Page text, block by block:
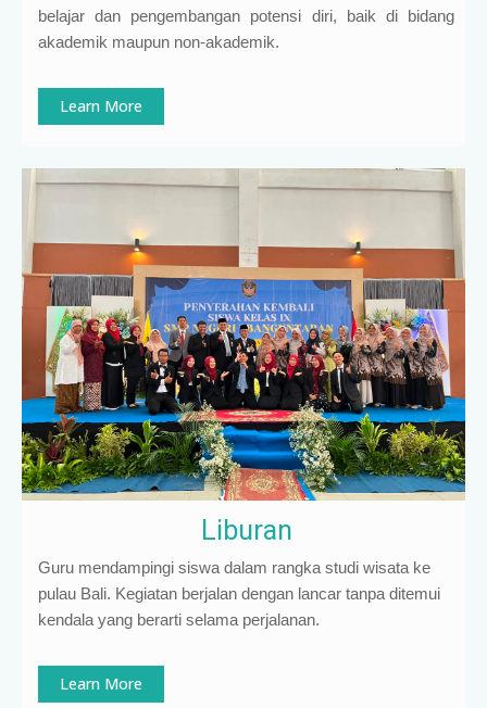
belajar dan pengembangan potensi diri, baik di bidang
akademik maupun non-akademik.
Learn More
Liburan
Guru mendampingi siswa dalam rangka studi wisata ke
pulau Bali. Kegiatan berjalan dengan lancar tanpa ditemui
kendala yang berarti selama perjalanan.
Learn More